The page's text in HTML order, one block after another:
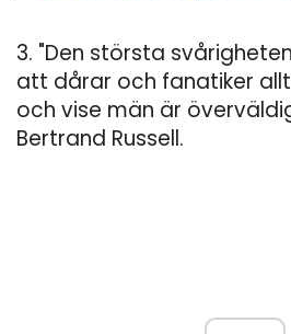
3. "Den största
att dårar och fanatiker
och vise män är
Bertrand Russell.